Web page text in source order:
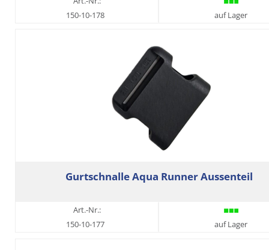
150-10-178
auf Lager
Gurtschnalle Aqua Runner Aussenteil
Art.-Nr.:
150-10-177
auf Lager